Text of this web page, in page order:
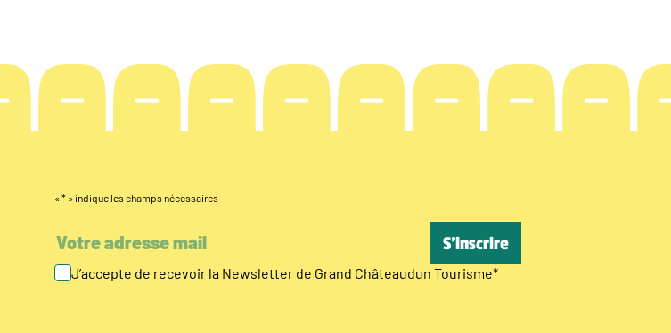
« * » indique les champs nécessaires
J’accepte de recevoir la Newsletter de Grand Châteaudun Tourisme*